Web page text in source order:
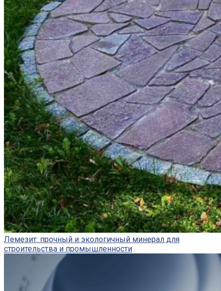
Лемезит: прочный и экологичный минерал для
строительства и промышленности